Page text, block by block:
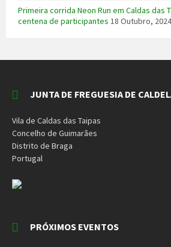
Primeira corrida Neon Run em Caldas das
centena de participantes 18 Outubro, 2024
JUNTA DE FREGUESIA DE
Vila de Caldas das Taipas
Concelho de Guimarães
Distrito de Braga
Portugal
PRÓXIMOS EVENTOS